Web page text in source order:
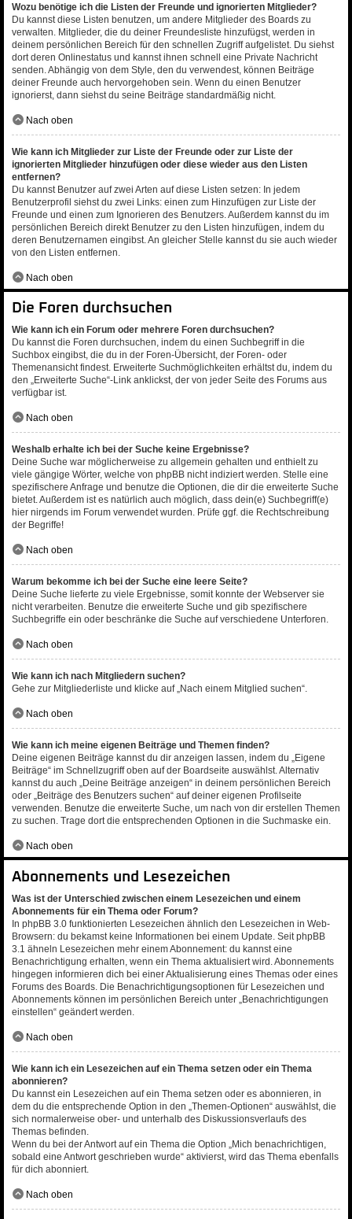
Wozu benötige ich die Listen der Freunde und ignorierten Mitglieder?
Du kannst diese Listen benutzen, um andere Mitglieder des Boards zu
verwalten. Mitglieder, die du deiner Freundesliste hinzufügst, werden in
deinem persönlichen Bereich für den schnellen Zugriff aufgelistet. Du siehst
dort deren Onlinestatus und kannst ihnen schnell eine Private Nachricht
senden. Abhängig von dem Style, den du verwendest, können Beiträge
deiner Freunde auch hervorgehoben sein. Wenn du einen Benutzer
ignorierst, dann siehst du seine Beiträge standardmäßig nicht.
Nach oben
Wie kann ich Mitglieder zur Liste der Freunde oder zur Liste der
ignorierten Mitglieder hinzufügen oder diese wieder aus den Listen
entfernen?
Du kannst Benutzer auf zwei Arten auf diese Listen setzen: In jedem
Benutzerprofil siehst du zwei Links: einen zum Hinzufügen zur Liste der
Freunde und einen zum Ignorieren des Benutzers. Außerdem kannst du im
persönlichen Bereich direkt Benutzer zu den Listen hinzufügen, indem du
deren Benutzernamen eingibst. An gleicher Stelle kannst du sie auch wieder
von den Listen entfernen.
Nach oben
Die Foren durchsuchen
Wie kann ich ein Forum oder mehrere Foren durchsuchen?
Du kannst die Foren durchsuchen, indem du einen Suchbegriff in die
Suchbox eingibst, die du in der Foren-Übersicht, der Foren- oder
Themenansicht findest. Erweiterte Suchmöglichkeiten erhältst du, indem du
den „Erweiterte Suche“-Link anklickst, der von jeder Seite des Forums aus
verfügbar ist.
Nach oben
Weshalb erhalte ich bei der Suche keine Ergebnisse?
Deine Suche war möglicherweise zu allgemein gehalten und enthielt zu
viele gängige Wörter, welche von phpBB nicht indiziert werden. Stelle eine
spezifischere Anfrage und benutze die Optionen, die dir die erweiterte Suche
bietet. Außerdem ist es natürlich auch möglich, dass dein(e) Suchbegriff(e)
hier nirgends im Forum verwendet wurden. Prüfe ggf. die Rechtschreibung
der Begriffe!
Nach oben
Warum bekomme ich bei der Suche eine leere Seite?
Deine Suche lieferte zu viele Ergebnisse, somit konnte der Webserver sie
nicht verarbeiten. Benutze die erweiterte Suche und gib spezifischere
Suchbegriffe ein oder beschränke die Suche auf verschiedene Unterforen.
Nach oben
Wie kann ich nach Mitgliedern suchen?
Gehe zur Mitgliederliste und klicke auf „Nach einem Mitglied suchen“.
Nach oben
Wie kann ich meine eigenen Beiträge und Themen finden?
Deine eigenen Beiträge kannst du dir anzeigen lassen, indem du „Eigene
Beiträge“ im Schnellzugriff oben auf der Boardseite auswählst. Alternativ
kannst du auch „Deine Beiträge anzeigen“ in deinem persönlichen Bereich
oder „Beiträge des Benutzers suchen“ auf deiner eigenen Profilseite
verwenden. Benutze die erweiterte Suche, um nach von dir erstellen Themen
zu suchen. Trage dort die entsprechenden Optionen in die Suchmaske ein.
Nach oben
Abonnements und Lesezeichen
Was ist der Unterschied zwischen einem Lesezeichen und einem
Abonnements für ein Thema oder Forum?
In phpBB 3.0 funktionierten Lesezeichen ähnlich den Lesezeichen in Web-
Browsern: du bekamst keine Informationen bei einem Update. Seit phpBB
3.1 ähneln Lesezeichen mehr einem Abonnement: du kannst eine
Benachrichtigung erhalten, wenn ein Thema aktualisiert wird. Abonnements
hingegen informieren dich bei einer Aktualisierung eines Themas oder eines
Forums des Boards. Die Benachrichtigungsoptionen für Lesezeichen und
Abonnements können im persönlichen Bereich unter „Benachrichtigungen
einstellen“ geändert werden.
Nach oben
Wie kann ich ein Lesezeichen auf ein Thema setzen oder ein Thema
abonnieren?
Du kannst ein Lesezeichen auf ein Thema setzen oder es abonnieren, in
dem du die entsprechende Option in den „Themen-Optionen“ auswählst, die
sich normalerweise ober- und unterhalb des Diskussionsverlaufs des
Themas befinden.
Wenn du bei der Antwort auf ein Thema die Option „Mich benachrichtigen,
sobald eine Antwort geschrieben wurde“ aktivierst, wird das Thema ebenfalls
für dich abonniert.
Nach oben